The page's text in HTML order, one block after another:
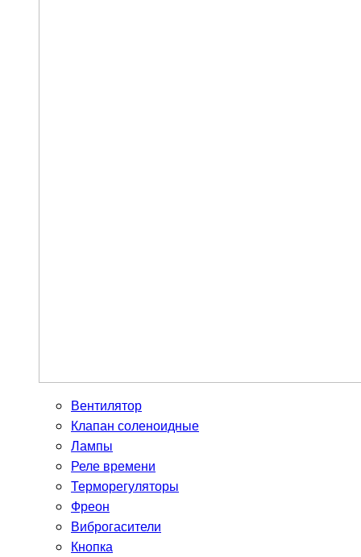
Вентилятор
Клапан соленоидные
Лампы
Реле времени
Терморегуляторы
Фреон
Виброгасители
Кнопка